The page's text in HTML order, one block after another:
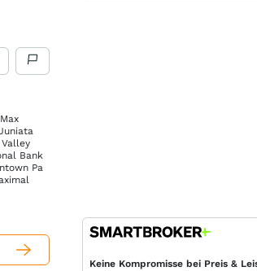
Max
Keine Kompromisse bei Preis &